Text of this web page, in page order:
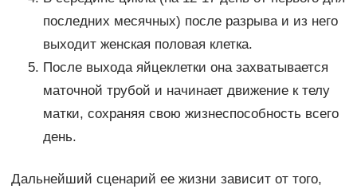
последних месячных) после разрыва и из него
выходит женская половая клетка.
После выхода яйцеклетки она захватывается
маточной трубой и начинает движение к телу
матки, сохраняя свою жизнеспособность всего
день.
Дальнейший сценарий ее жизни зависит от того,